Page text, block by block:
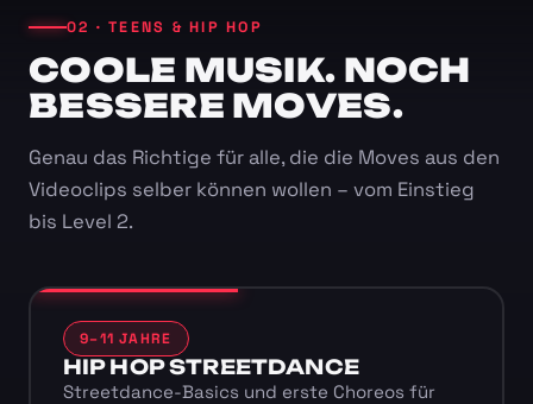
02 · TEENS & HIP HOP
COOLE MUSIK. NOCH
BESSERE MOVES.
Genau das Richtige für alle, die die Moves aus den
Videoclips selber können wollen – vom Einstieg
bis Level 2.
9–11 JAHRE
HIP HOP STREETDANCE
Streetdance-Basics und erste Choreos für